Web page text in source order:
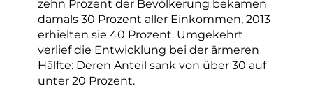
zehn Prozent der Bevölkerung bekamen
damals 30 Prozent aller Einkommen, 2013
erhielten sie 40 Prozent. Umgekehrt
verlief die Entwicklung bei der ärmeren
Hälfte: Deren Anteil sank von über 30 auf
unter 20 Prozent.